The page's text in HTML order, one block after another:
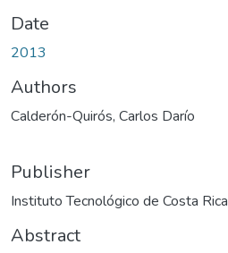
Date
2013
Authors
Calderón-Quirós, Carlos Darío
Publisher
Instituto Tecnológico de Costa Rica
Abstract